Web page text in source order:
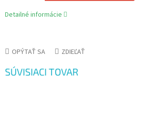
Detailné informácie
OPÝTAŤ SA ZDIEĽAŤ
SÚVISIACI TOVAR